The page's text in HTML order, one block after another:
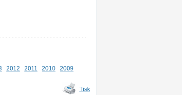
2012 2011 2010
2009
Tisk